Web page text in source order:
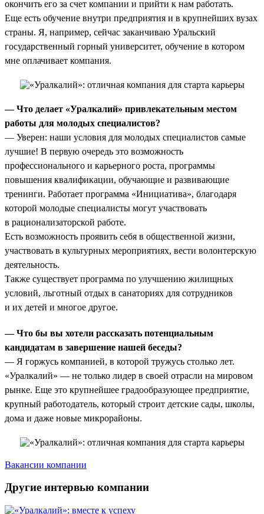
окончить его за счет компании и прийти к нам работать.
Еще есть обучение внутри предприятия и в крупнейших вузах
страны. Я, например, сейчас заканчиваю Уральский
государственный горный университет, обучение в котором
мне оплачивает компания.
— Что делает «Уралкалий» привлекательным местом
работы для молодых специалистов?
— Уверен: наши условия для молодых специалистов самые
лучшие! В первую очередь это возможность
профессионального и карьерного роста, программы
повышения квалификации, обучающие и развивающие
тренинги. Работает программа «Инициатива», благодаря
которой молодые специалисты могут участвовать
в рационализаторской работе.
Есть возможность проявить себя в общественной жизни,
участвовать в культурных мероприятиях, вести волонтерскую
деятельность.
Также существует программа по улучшению жилищных
условий, льготный отдых в санаториях для сотрудников
и их детей и многое другое.
— Что бы вы хотели рассказать потенциальным
кандидатам в завершение нашей беседы?
— Я горжусь компанией, в которой тружусь столько лет.
«Уралкалий» — не только лидер в своей отрасли на мировом
рынке. Еще это крупнейшее градообразующее предприятие,
крупный работодатель, который строит детские сады, школы,
дома и даже новые микрорайоны.
Вакансии компании
Другие интервью компании